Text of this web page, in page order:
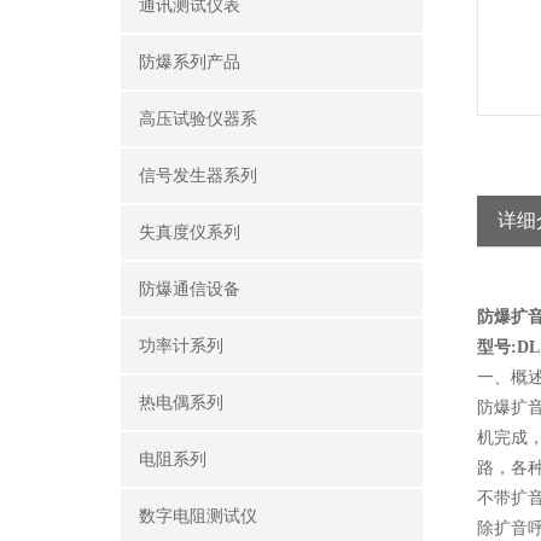
通讯测试仪表
防爆系列产品
高压试验仪器系
信号发生器系列
失真度仪系列
防爆通信设备
功率计系列
热电偶系列
电阻系列
数字电阻测试仪
详细
防爆扩
型号
一、概
防爆扩
机完成
路，各
不带扩
除扩音